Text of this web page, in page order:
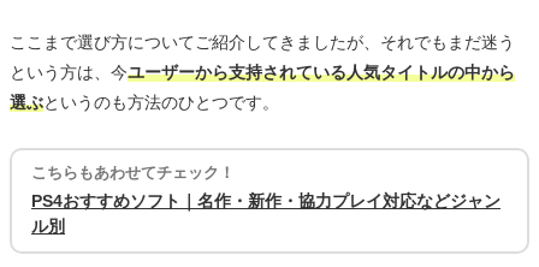
ここまで選び方についてご紹介してきましたが、それでもまだ迷う
という方は、今ユーザーから支持されている人気タイトルの中から
選ぶというのも方法のひとつです。
こちらもあわせてチェック！
PS4おすすめソフト｜名作・新作・協力プレイ対応などジャン
ル別